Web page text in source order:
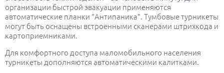
организации быстрой эвакуации применяются
автоматические планки "Антипаника". Тумбовые турникеты
могут быть оснащены встроенными сканерами штрихкода и
картоприемниками.
Для комфортного доступа маломобильного населения
турникеты дополняются автоматическими калитками.